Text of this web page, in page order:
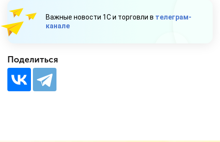
Важные новости 1С и торговли в телеграм-
канале
Поделиться